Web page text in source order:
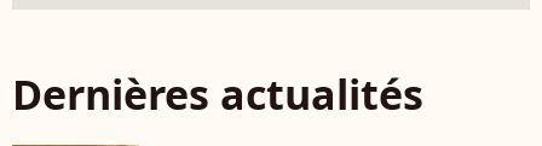
Dernières actualités